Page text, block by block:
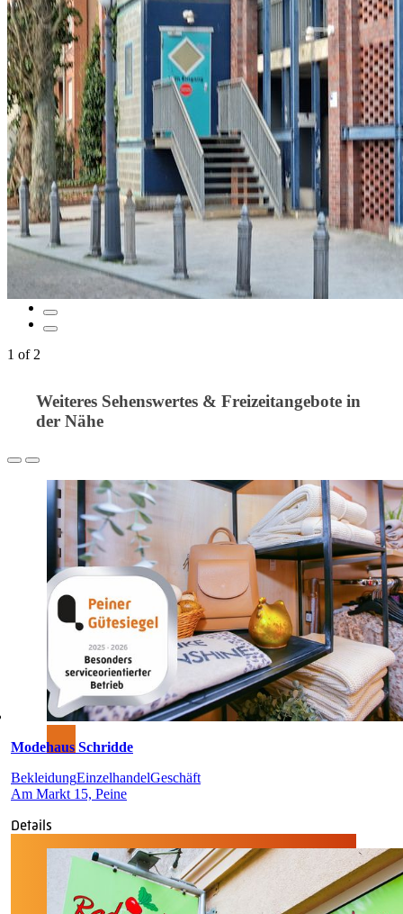
1 of 2
Weiteres Sehenswertes & Freizeitangebote in
der Nähe
Modehaus Schridde
BekleidungEinzelhandelGeschäft
Am Markt 15, Peine
Details